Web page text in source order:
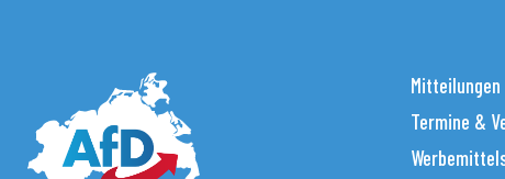
Mitteilungen
Termine &